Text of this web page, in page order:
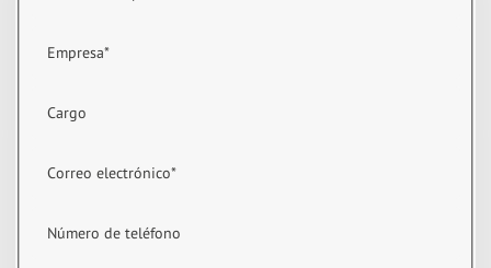
Empresa*
Cargo
Correo electrónico*
Número de teléfono